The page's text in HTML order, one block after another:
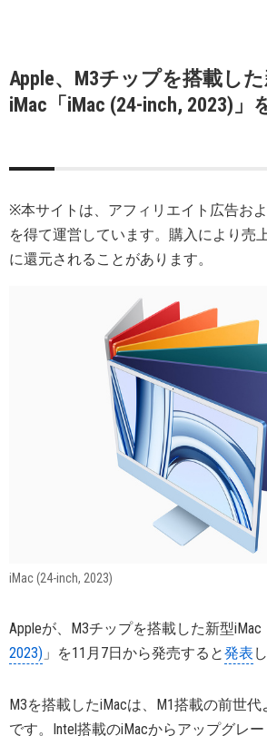
Apple、M3チップを搭載し
iMac「iMac (24-inch, 2023)」
※本サイトは、アフィリエイト広告お
を得て運営しています。購入により売
に還元されることがあります。
iMac (24-inch, 2023)
Appleが、M3チップを搭載した新型iMac
2023) 」を11月7日から発売すると発表
M3を搭載したiMacは、M1搭載の前世
です。Intel搭載のiMacからアップグレ